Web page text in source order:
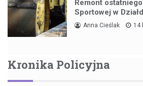
Remont
Sportowej w
Anna Cieślak 14
Kronika Policyjna